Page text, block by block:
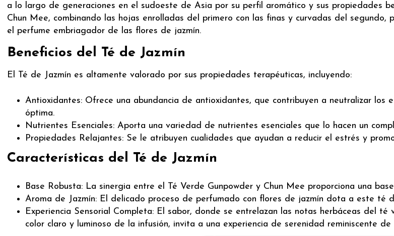
a lo largo de generaciones en el sudoeste de Asia por su perfil aromático y sus propiedades
Chun Mee, combinando las hojas enrolladas del primero con las finas y curvadas del
el perfume embriagador de las flores de jazmín.
Beneficios del Té de Jazmín
El Té de Jazmín es altamente valorado por sus propiedades terapéuticas, incluyendo:
Antioxidantes: Ofrece una abundancia de antioxidantes, que contribuyen a neutralizar los
óptima.
Nutrientes Esenciales: Aporta una variedad de nutrientes esenciales que lo hacen un
Propiedades Relajantes: Se le atribuyen cualidades que ayudan a reducir el estrés y
Características del Té de Jazmín
Base Robusta: La sinergia entre el Té Verde Gunpowder y Chun Mee proporciona una
Aroma de Jazmín: El delicado proceso de perfumado con flores de jazmín dota a este té
Experiencia Sensorial Completa: El sabor, donde se entrelazan las notas herbáceas del
color claro y luminoso de la infusión, invita a una experiencia de serenidad reminiscente